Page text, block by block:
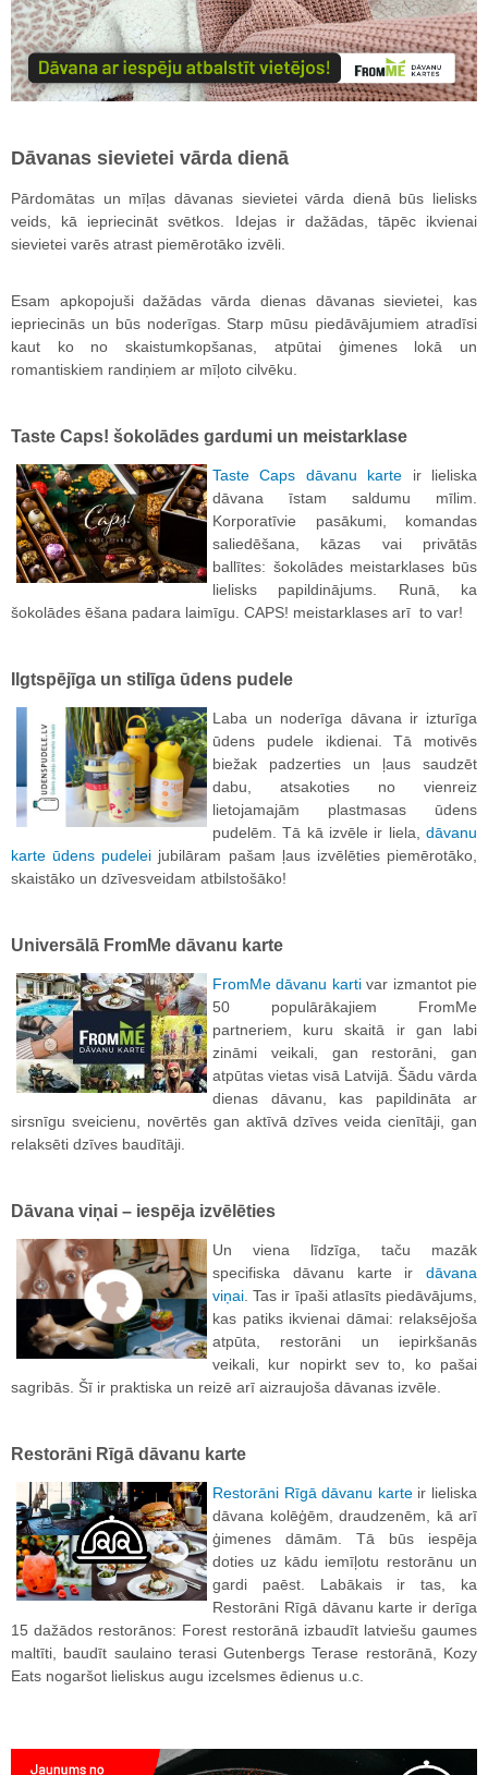
Dāvanas sievietei vārda dienā
Pārdomātas un mīļas dāvanas sievietei vārda dienā būs lielisks
veids, kā iepriecināt svētkos. Idejas ir dažādas, tāpēc ikvienai
sievietei varēs atrast piemērotāko izvēli.
Esam apkopojuši dažādas vārda dienas dāvanas sievietei, kas
iepriecinās un būs noderīgas. Starp mūsu piedāvājumiem atradīsi
kaut ko no skaistumkopšanas, atpūtai ģimenes lokā un
romantiskiem randiņiem ar mīļoto cilvēku.
Taste Caps! šokolādes gardumi un meistarklase
Taste Caps dāvanu karte ir lieliska
dāvana īstam saldumu mīlim.
Korporatīvie pasākumi, komandas
saliedēšana, kāzas vai privātās
ballītes: šokolādes meistarklases būs
lielisks papildinājums. Runā, ka
šokolādes ēšana padara laimīgu. CAPS! meistarklases arī to var!
Ilgtspējīga un stilīga ūdens pudele
Laba un noderīga dāvana ir izturīga
ūdens pudele ikdienai. Tā motivēs
biežak padzerties un ļaus saudzēt
dabu, atsakoties no vienreiz
lietojamajām plastmasas ūdens
pudelēm. Tā kā izvēle ir liela, dāvanu
karte ūdens pudelei jubilāram pašam ļaus izvēlēties piemērotāko,
skaistāko un dzīvesveidam atbilstošāko!
Universālā FromMe dāvanu karte
FromMe dāvanu kartivar izmantot pie
50 populārākajiem FromMe
partneriem, kuru skaitā ir gan labi
zināmi veikali, gan restorāni, gan
atpūtas vietas visā Latvijā. Šādu vārda
dienas dāvanu, kas papildināta ar
sirsnīgu sveicienu, novērtēs gan aktīvā dzīves veida cienītāji, gan
relaksēti dzīves baudītāji.
Dāvana viņai – iespēja izvēlēties
Un viena līdzīga, taču mazāk
specifiska dāvanu karte ir dāvana
viņai . Tas ir īpaši atlasīts piedāvājums,
kas patiks ikvienai dāmai: relaksējoša
atpūta, restorāni un iepirkšanās
veikali, kur nopirkt sev to, ko pašai
sagribās. Šī ir praktiska un reizē arī aizraujoša dāvanas izvēle.
Restorāni Rīgā dāvanu karte
Restorāni Rīgā dāvanu karteir lieliska
dāvana kolēģēm, draudzenēm, kā arī
ģimenes dāmām. Tā būs iespēja
doties uz kādu iemīļotu restorānu un
gardi paēst. Labākais ir tas, ka
Restorāni Rīgā dāvanu karte ir derīga
15 dažādos restorānos: Forest restorānā izbaudīt latviešu gaumes
maltīti, baudīt saulaino terasi Gutenbergs Terase restorānā, Kozy
Eats nogaršot lieliskus augu izcelsmes ēdienus u.c.